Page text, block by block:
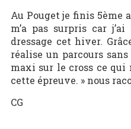
Au Pouget je finis 5ème
m’a pas surpris car
dressage cet hiver.
réalise un parcours
maxi sur le cross ce qui
cette épreuve. » nous
CG